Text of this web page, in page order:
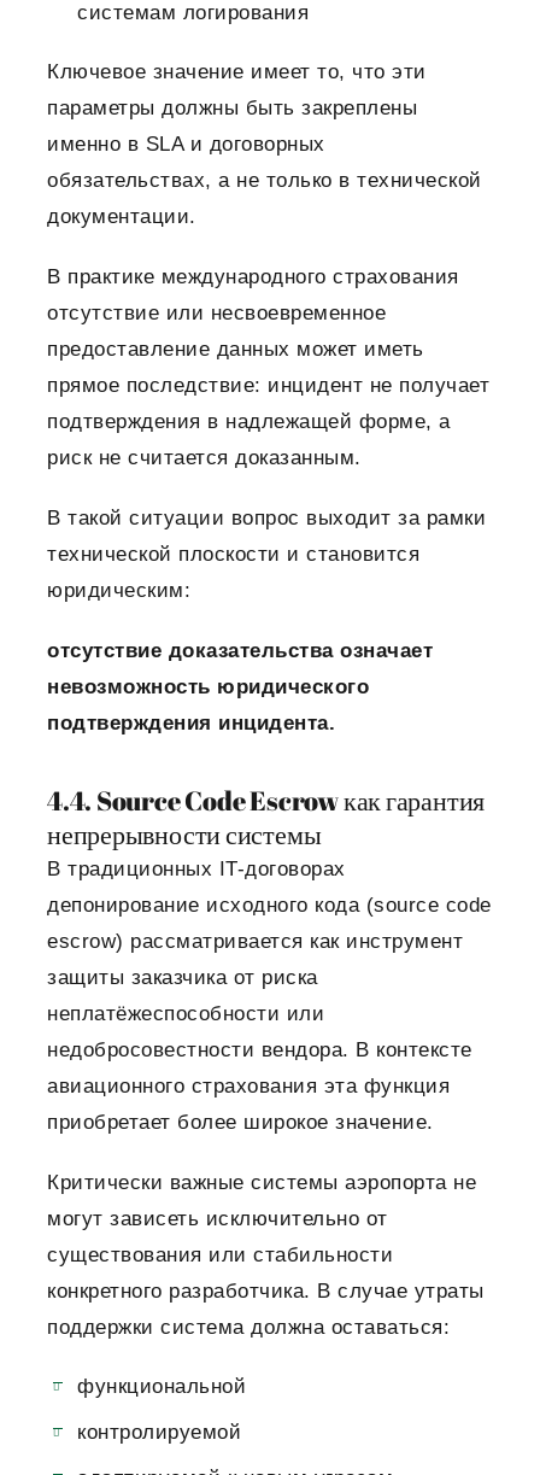
системам логирования
Ключевое значение имеет то, что эти
параметры должны быть закреплены
именно в SLA и договорных
обязательствах, а не только в технической
документации.
В практике международного страхования
отсутствие или несвоевременное
предоставление данных может иметь
прямое последствие: инцидент не получает
подтверждения в надлежащей форме, а
риск не считается доказанным.
В такой ситуации вопрос выходит за рамки
технической плоскости и становится
юридическим:
отсутствие доказательства означает
невозможность юридического
подтверждения инцидента.
4.4. Source Code Escrow как гарантия
непрерывности системы
В традиционных IT-договорах
депонирование исходного кода (source code
escrow) рассматривается как инструмент
защиты заказчика от риска
неплатёжеспособности или
недобросовестности вендора. В контексте
авиационного страхования эта функция
приобретает более широкое значение.
Критически важные системы аэропорта не
могут зависеть исключительно от
существования или стабильности
конкретного разработчика. В случае утраты
поддержки система должна оставаться:
функциональной
контролируемой